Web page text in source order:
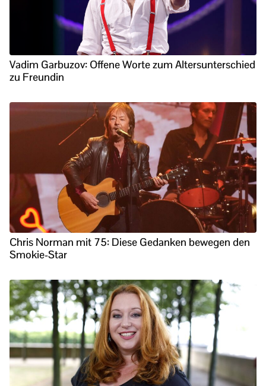
Vadim Garbuzov: Offene Worte zum Altersunterschied
zu Freundin
Chris Norman mit 75: Diese Gedanken bewegen den
Smokie-Star